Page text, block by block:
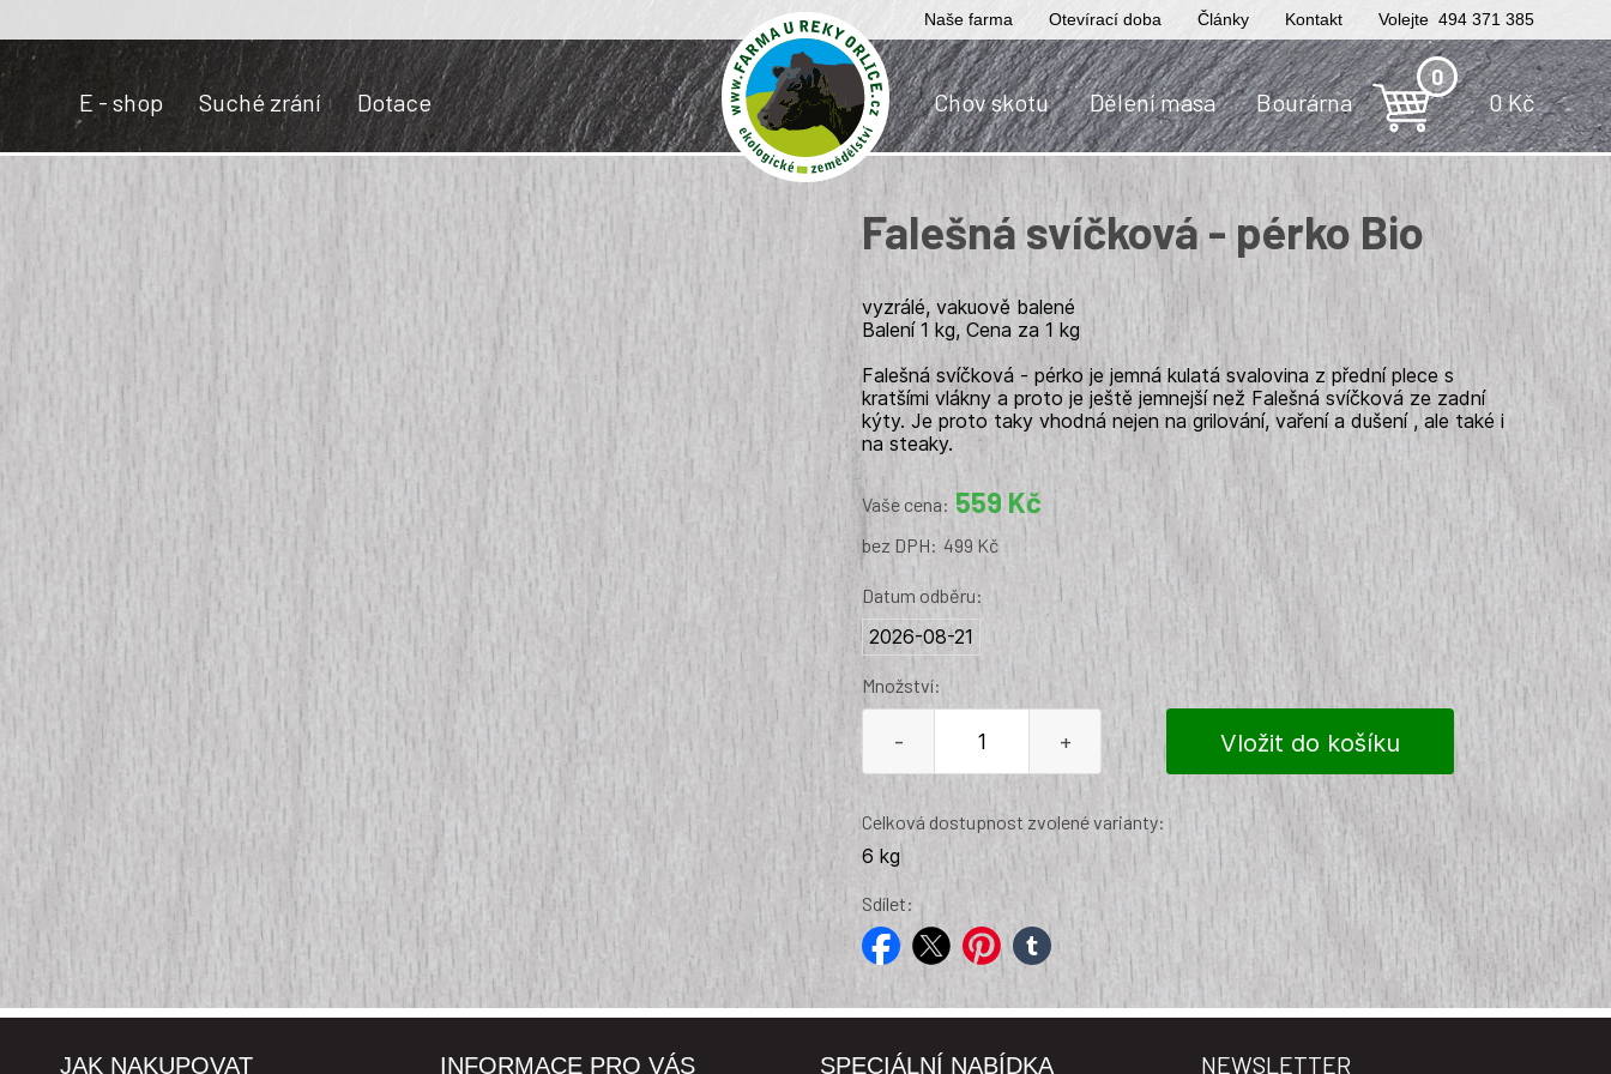
Falešná svíčková - pérko Bio
vyzrálé, vakuově balené
Balení 1 kg, Cena za 1 kg
Falešná svíčková - pérko je jemná kulatá svalovina z přední plece s
kratšími vlákny a proto je ještě jemnejší než Falešná svíčková ze zadní
kýty. Je proto taky vhodná nejen na grilování, vaření a dušení , ale také i
na steaky.
Vaše cena: 559 Kč
bez DPH: 499 Kč
Datum odběru:
2026-08-21
Množství:
- +
Celková dostupnost zvolené varianty:
6 kg
Sdílet:
facebook
twitterpinterest
tumblr
0
0Kč
Naše farma Otevírací doba Články Kontakt Volejte 494 371 385
E - shop Suché zrání Dotace Bourárna
Dělení masa
Chov skotu
JAK NAKUPOVAT INFORMACE PRO VÁS SPECIÁLNÍ NABÍDKA NEWSLETTER